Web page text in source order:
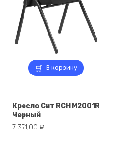
В корзину
Кресло Сит RCH M2001R
Черный
7 371,00 ₽